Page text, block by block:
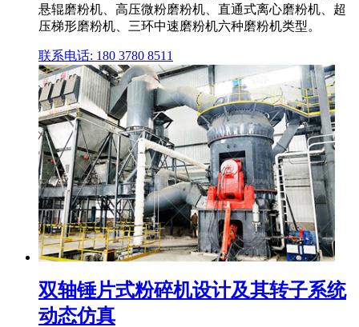
悬辊磨粉机、高压微粉磨粉机、直通式离心磨粉机、超
压梯形磨粉机、三环中速磨粉机六种磨粉机类型。
联系电话: 180 3780 8511
双轴锤片式粉碎机设计及其转子系统
动态仿真